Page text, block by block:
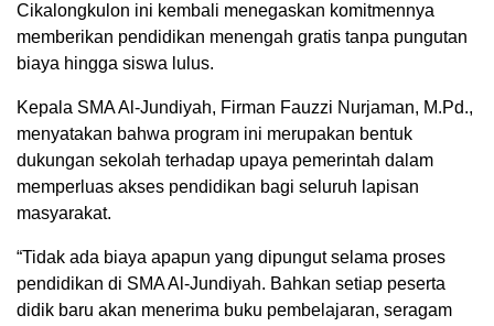
Cikalongkulon ini kembali menegaskan komitmennya
memberikan pendidikan menengah gratis tanpa pungutan
biaya hingga siswa lulus.
Kepala SMA Al-Jundiyah, Firman Fauzzi Nurjaman, M.Pd.,
menyatakan bahwa program ini merupakan bentuk
dukungan sekolah terhadap upaya pemerintah dalam
memperluas akses pendidikan bagi seluruh lapisan
masyarakat.
“Tidak ada biaya apapun yang dipungut selama proses
pendidikan di SMA Al-Jundiyah. Bahkan setiap peserta
didik baru akan menerima buku pembelajaran, seragam